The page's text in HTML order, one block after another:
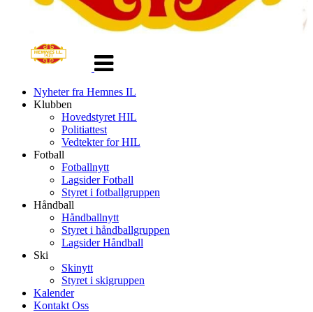
navigasjon
Nyheter fra Hemnes IL
Klubben
Hovedstyret HIL
Politiattest
Vedtekter for HIL
Fotball
Fotballnytt
Lagsider Fotball
Styret i fotballgruppen
Håndball
Håndballnytt
Styret i håndballgruppen
Lagsider Håndball
Ski
Skinytt
Styret i skigruppen
Kalender
Kontakt Oss